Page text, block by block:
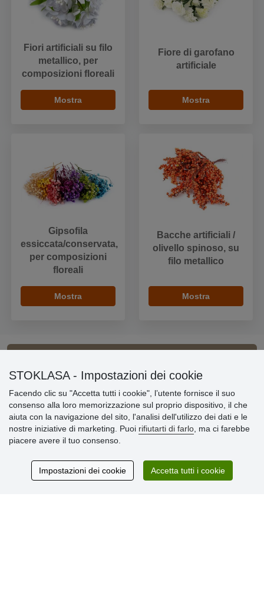
Fiori artificiali su filo
metallico, per
composizioni floreali
Mostra
Fiore di garofano
artificiale
Mostra
Gipsofila
essiccata/conservata,
per composizioni
floreali
Mostra
Bacche artificiali /
olivello spinoso, su
filo metallico
Mostra
Informazioni importanti
» Impostazioni dei cookie
» Termini & Condizioni
» Informativa sulla Privacy
» Consegna e pagamento
» Garanzia e resi
STOKLASA - Impostazioni dei cookie
Facendo clic su "Accetta tutti i cookie", l’utente fornisce il suo
consenso alla loro memorizzazione sul proprio dispositivo, il che
aiuta con la navigazione del sito, l'analisi dell'utilizzo dei dati e le
nostre iniziative di marketing. Puoi rifiutarti di farlo , ma ci farebbe
piacere avere il tuo consenso.
Impostazioni dei cookie Accetta tutti i cookie